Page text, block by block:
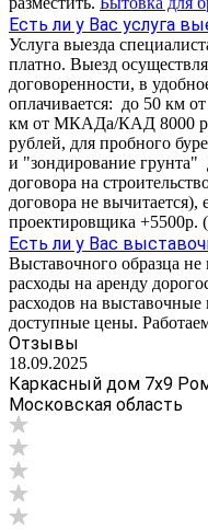
Есть ли у Вас услуга
Услуга выезда
платно. Выезд
договоренности, в
оплачивается: до 50 км
км от МКАДа/КАД 8000
рублей, для пробного
и "зондирование
договора на
договора не
проектировщика +5500р.
Есть ли у Вас
Выставочного образца
расходы на аренду
расходов на
доступные цены.
Отзывы
18.09.2025
Каркасный дом 7х9
Московская область